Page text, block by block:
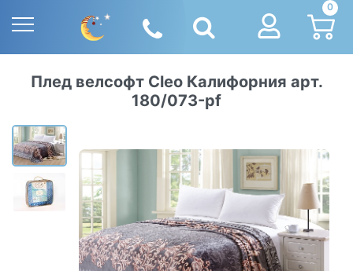
0
Плед велсофт Cleo Калифорния арт.
180/073-pf